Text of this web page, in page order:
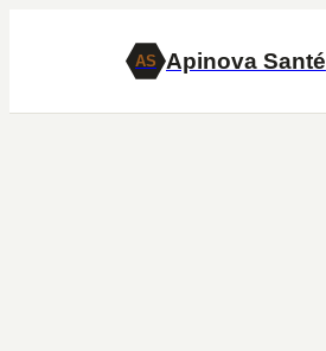
AS Apinova Santé